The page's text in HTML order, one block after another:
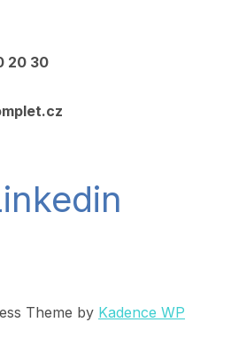
20 30
Theme by Kadence WP